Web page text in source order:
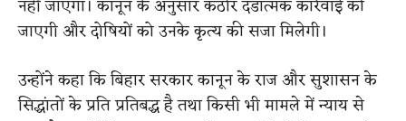
नहीं जाएगा। कानून के अनुसार कठोर दंडात्मक कार्रवाई की
जाएगी और दोषियों को उनके कृत्य की सजा मिलेगी।
उन्होंने कहा कि बिहार सरकार कानून के राज और सुशासन के
सिद्धांतों के प्रति प्रतिबद्ध है तथा किसी भी मामले में न्याय से